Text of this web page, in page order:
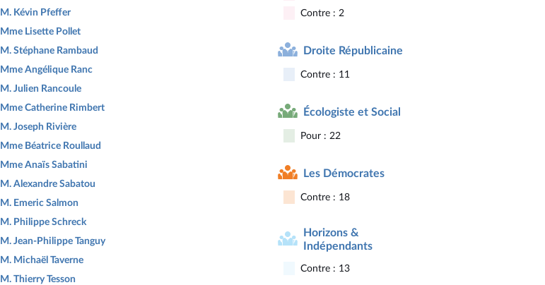
M. Kévin Pfeffer
Mme Lisette Pollet
M. Stéphane Rambaud
Mme Angélique Ranc
M. Julien Rancoule
Mme Catherine Rimbert
M. Joseph Rivière
Mme Béatrice Roullaud
Mme Anaïs Sabatini
M. Alexandre Sabatou
M. Emeric Salmon
M. Philippe Schreck
M. Jean-Philippe Tanguy
M. Michaël Taverne
M. Thierry Tesson
Contre : 2
Droite Républicaine
Contre : 11
Écologiste et Social
Pour : 22
Les Démocrates
Contre : 18
Horizons &
Indépendants
Contre : 13